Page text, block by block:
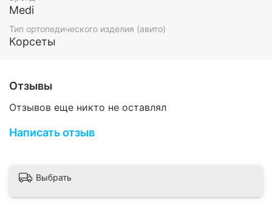
Заболевания связок позвоночника
Легкая структурная недостаточность
позвоночного столба, в том числе
Воспаление крестцово-подвздошного
Comfort обеспечивает комфорт при
Medi
Тип ортопедического изделия (авито)
Корсеты
Отзывы
Отзывов еще никто не оставлял
Написать отзыв
Выбрать